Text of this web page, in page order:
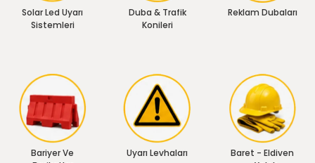
Solar Led Uyarı
Sistemleri
Duba & Trafik
Konileri
Reklam Dubaları
Bariyer Ve
Uyarı Levhaları
Baret - Eldiven